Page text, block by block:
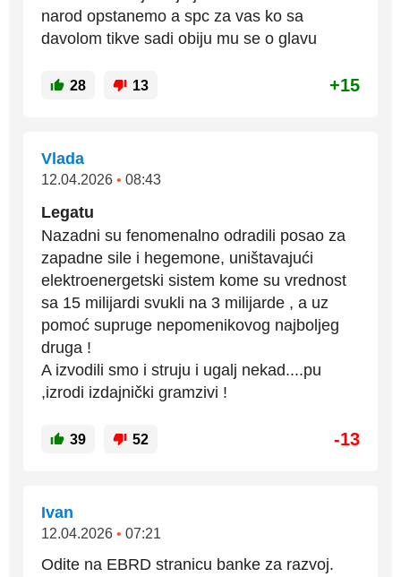
narod opstanemo a spc za vas ko sa
davolom tikve sadi obiju mu se o glavu
28 13 +15
Vlada
12.04.2026 • 08:43
Legatu
Nazadni su fenomenalno odradili posao za
zapadne sile i hegemone, uništavajući
elektroenergetski sistem kome su vrednost
sa 15 milijardi svukli na 3 milijarde , a uz
pomoć supruge nepomenikovog najboljeg
druga !
A izvodili smo i struju i ugalj nekad....pu
,izrodi izdajnički gramzivi !
39 52 -13
Ivan
12.04.2026 • 07:21
Odite na EBRD stranicu banke za razvoj.